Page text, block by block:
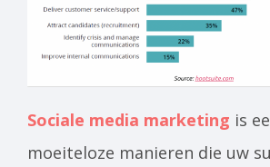
Sociale media marketing is
moeiteloze manieren die uw